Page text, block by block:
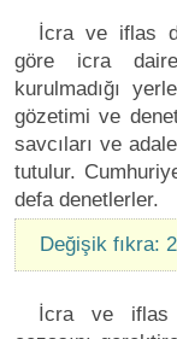
İcra ve iflas
göre icra
kurulmadığı
gözetimi ve
savcıları ve
tutulur.
defa denetlerler.
Değişik fıkra:
İcra ve iflas